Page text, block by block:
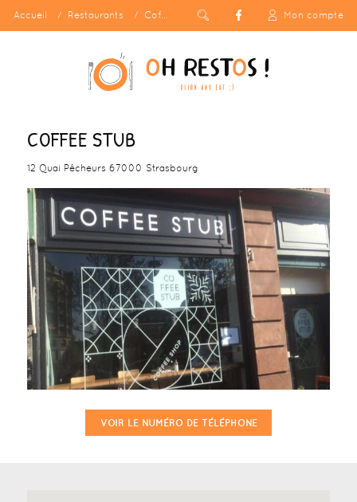
Accueil Restaurants Coffee Stub Mon compte
COFFEE STUB
12 Quai Pêcheurs 67000 Strasbourg
VOIR LE NUMÉRO DE TÉLÉPHONE